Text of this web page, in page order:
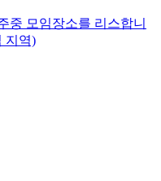
중 모임장소를 리스합니
지역)